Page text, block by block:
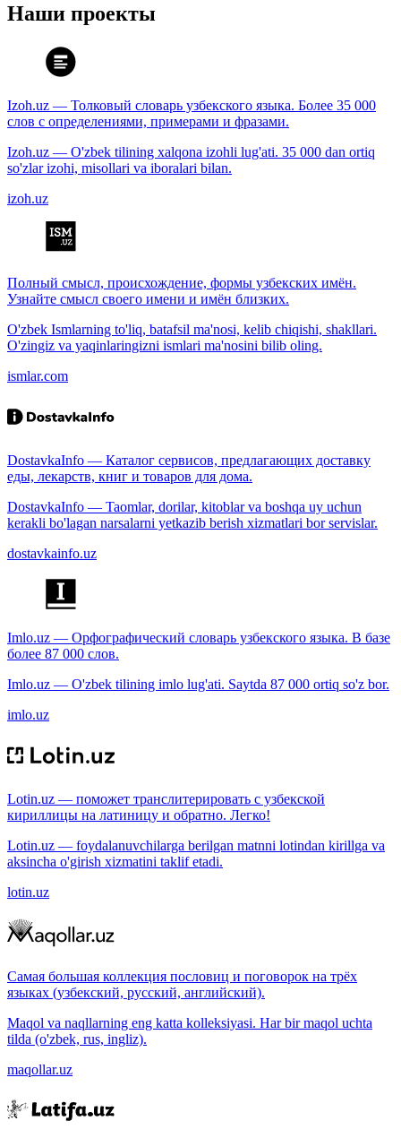
Наши проекты
Izoh.uz — Толковый словарь узбекского языка. Более 35 000
слов с определениями, примерами и фразами.
Izoh.uz — O'zbek tilining xalqona izohli lug'ati. 35 000 dan ortiq
so'zlar izohi, misollari va iboralari bilan.
izoh.uz
Полный смысл, происхождение, формы узбекских имён.
Узнайте смысл своего имени и имён близких.
O'zbek Ismlarning to'liq, batafsil ma'nosi, kelib chiqishi, shakllari.
O'zingiz va yaqinlaringizni ismlari ma'nosini bilib oling.
ismlar.com
DostavkaInfo — Каталог сервисов, предлагающих доставку
еды, лекарств, книг и товаров для дома.
DostavkaInfo — Taomlar, dorilar, kitoblar va boshqa uy uchun
kerakli bo'lagan narsalarni yetkazib berish xizmatlari bor servislar.
dostavkainfo.uz
Imlo.uz — Орфографический словарь узбекского языка. В базе
более 87 000 слов.
Imlo.uz — O'zbek tilining imlo lug'ati. Saytda 87 000 ortiq so'z bor.
imlo.uz
Lotin.uz — поможет транслитерировать с узбекской
кириллицы на латиницу и обратно. Легко!
Lotin.uz — foydalanuvchilarga berilgan matnni lotindan kirillga va
aksincha o'girish xizmatini taklif etadi.
lotin.uz
Самая большая коллекция пословиц и поговорок на трёх
языках (узбекский, русский, английский).
Maqol va naqllarning eng katta kolleksiyasi. Har bir maqol uchta
tilda (o'zbek, rus, ingliz).
maqollar.uz